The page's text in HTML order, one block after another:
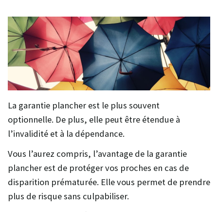
La garantie plancher est le plus souvent
optionnelle. De plus, elle peut être étendue à
l’invalidité et à la dépendance.
Vous l’aurez compris, l’avantage de la garantie
plancher est de protéger vos proches en cas de
disparition prématurée. Elle vous permet de prendre
plus de risque sans culpabiliser.